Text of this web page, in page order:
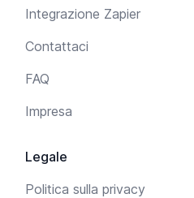
Integrazione Zapier
Contattaci
FAQ
Impresa
Legale
Politica sulla privacy